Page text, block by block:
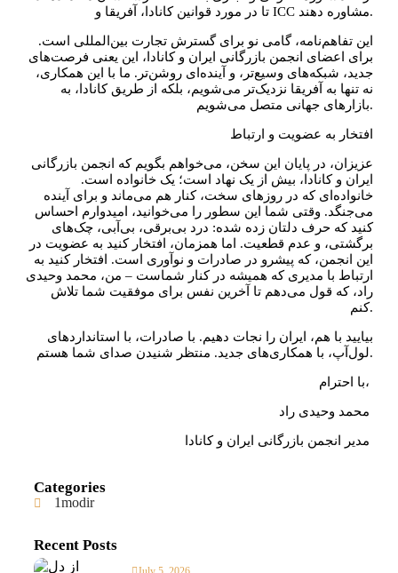
Categories
1modir
Recent Posts
تا در مورد قوانین کانادا، آفریقا و ICC مشاوره دهند.
این تفاهم‌نامه، گامی نو برای گسترش تجارت بین‌المللی است.
برای اعضای انجمن بازرگانی ایران و کانادا، این یعنی فرصت‌های
جدید، شبکه‌های وسیع‌تر، و آینده‌ای روشن‌تر. ما با این همکاری،
نه تنها به آفریقا نزدیک‌تر می‌شویم، بلکه از طریق کانادا، به
بازارهای جهانی متصل می‌شویم.
افتخار به عضویت و ارتباط
عزیزان، در پایان این سخن، می‌خواهم بگویم که انجمن بازرگانی
ایران و کانادا، بیش از یک نهاد است؛ یک خانواده است.
خانواده‌ای که در روزهای سخت، کنار هم می‌ماند و برای آینده
می‌جنگد. وقتی شما این سطور را می‌خوانید، امیدوارم احساس
کنید که حرف دلتان زده شده: درد بی‌برقی، بی‌آبی، چک‌های
برگشتی، و عدم قطعیت. اما همزمان، افتخار کنید به عضویت در
این انجمن، که پیشرو در صادرات و نوآوری است. افتخار کنید به
ارتباط با مدیری که همیشه در کنار شماست – من، محمد وحیدی
راد، که قول می‌دهم تا آخرین نفس برای موفقیت شما تلاش
کنم.
بیایید با هم، ایران را نجات دهیم. با صادرات، با استانداردهای
لول‌آپ، با همکاری‌های جدید. منتظر شنیدن صدای شما هستم.
با احترام،